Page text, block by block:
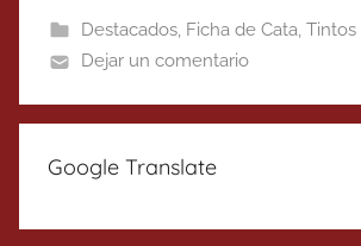
Destacados, Ficha de Cata, Tintos
Dejar un comentario
Google Translate